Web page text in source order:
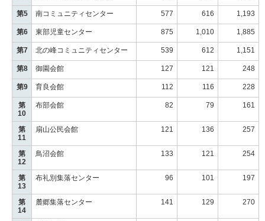
第5 南コミュニティセンター 577 616 1,193
第6 東部児童センター 875 1,010 1,885
第7 北の峰コミュニティセンター 539 612 1,151
第8 御園会館 127 121 248
第9 育良会館 112 116 228
第
10
布部会館 82 79 161
第
11
扇山公民会館 121 136 257
第
12
鳥沼会館 133 121 254
第
13
布礼別集落センター 96 101 197
第
14
麓郷集落センター 141 129 270